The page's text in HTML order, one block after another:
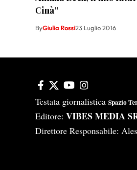
Cinà”
ByGiulia Rossi23 Luglio 2016
Testata giornalistica Spazio
Editore: VIBES MEDIA
Direttore Responsabile: